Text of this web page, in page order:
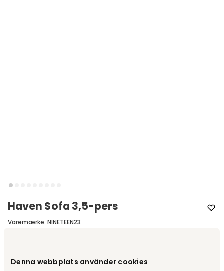
Denna webbplats använder cookies
Haven Sofa 3,5-pers
Varemærke: NINETEEN23